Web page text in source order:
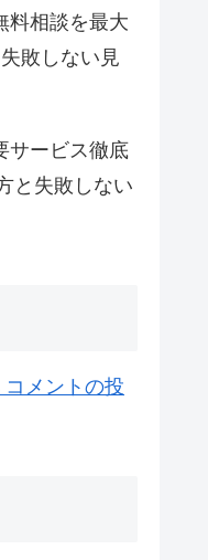
料相談を最大
敗しない見
サービス徹底
と失敗しない
メントの投